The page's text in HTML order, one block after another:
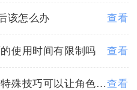
该怎么办 查看
使用时间有限制吗 查看
斗罗大陆手游中有没有特殊技巧可以让角色更加坚韧查看